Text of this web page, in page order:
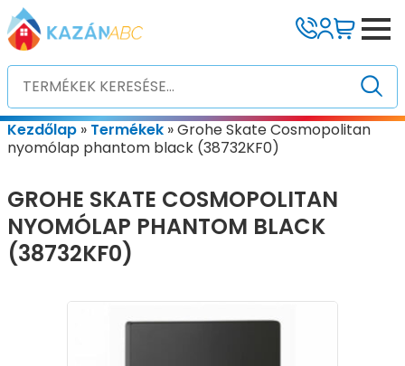
Kezdőlap » Termékek »Grohe Skate Cosmopolitan
nyomólap phantom black (38732KF0)
GROHE SKATE COSMOPOLITAN
NYOMÓLAP PHANTOM BLACK
(38732KF0)